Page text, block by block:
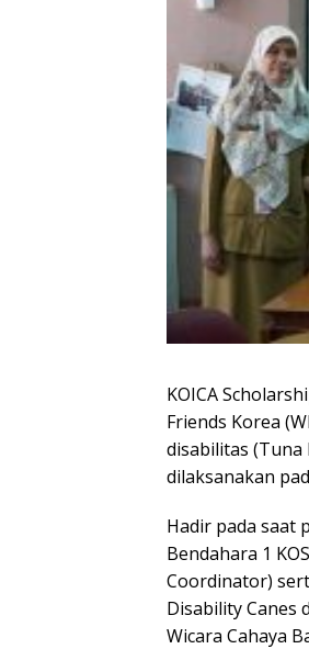
KOICA
Friends Korea
disabilitas (Tuna
dilaksanakan
Hadir pada saat
Bendahara 1
Coordinator)
Disability Canes
Wicara Cahaya